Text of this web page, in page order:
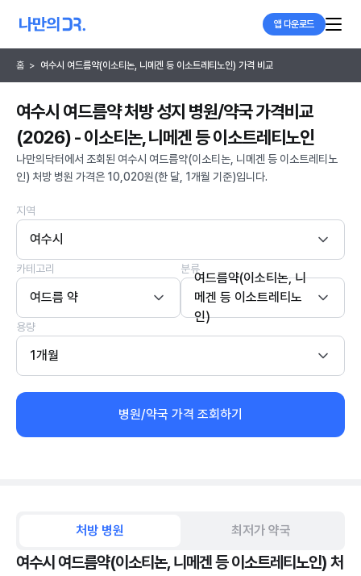
앱 다운로드
홈 > 여수시 여드름약(이소티논, 니메겐 등 이소트레티노인) 가격 비교
여수시 여드름약 처방 성지 병원/약국 가격비교
(2026) - 이소티논, 니메겐 등 이소트레티노인
나만의닥터에서 조회된 여수시 여드름약(이소티논, 니메겐 등 이소트레티노
인) 처방 병원 가격은 10,020원(한 달, 1개월 기준)입니다.
지역
여수시
카테고리
여드름 약
분류
여드름약(이소티논, 니
메겐 등 이소트레티노
인)
용량
1개월
병원/약국 가격 조회하기
처방 병원 최저가 약국
여수시 여드름약(이소티논, 니메겐 등 이소트레티노인) 처